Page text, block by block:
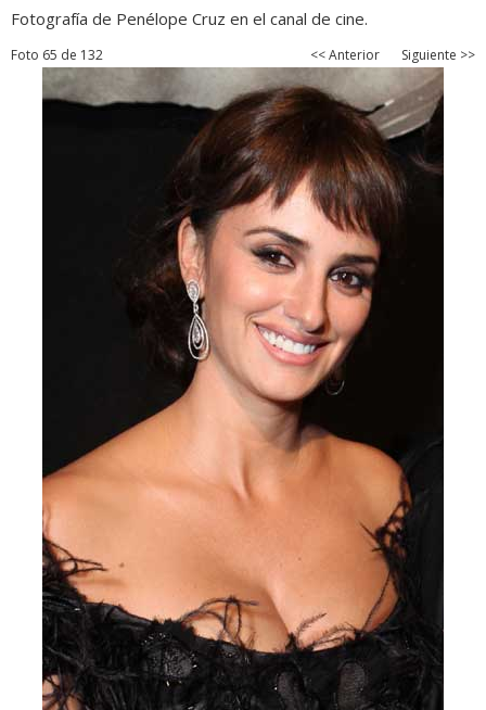
Fotografía de Penélope Cruz en el canal de cine.
Foto 65 de 132 << Anterior Siguiente >>